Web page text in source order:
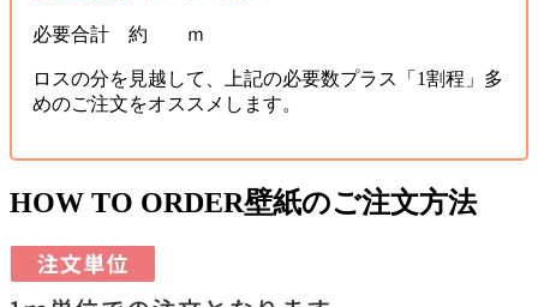
必要合計 約 ｍ
ロスの分を見越して、上記の必要数プラス「1割程」多
めのご注文をオススメします。
HOW TO ORDER壁紙のご注文方法